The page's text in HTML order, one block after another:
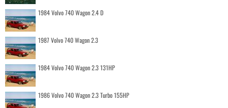
1984 Volvo 740 Wagon 2.4 D
1987 Volvo 740 Wagon 2.3
1984 Volvo 740 Wagon 2.3 131HP
1986 Volvo 740 Wagon 2.3 Turbo 155HP